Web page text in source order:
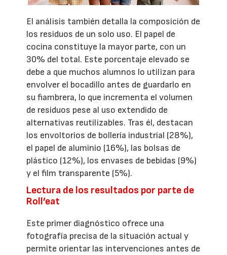
El análisis también detalla la composición de
los residuos de un solo uso. El papel de
cocina constituye la mayor parte, con un
30% del total. Este porcentaje elevado se
debe a que muchos alumnos lo utilizan para
envolver el bocadillo antes de guardarlo en
su fiambrera, lo que incrementa el volumen
de residuos pese al uso extendido de
alternativas reutilizables. Tras él, destacan
los envoltorios de bollería industrial (28%),
el papel de aluminio (16%), las bolsas de
plástico (12%), los envases de bebidas (9%)
y el film transparente (5%).
Lectura de los resultados por parte de
Roll’eat
Este primer diagnóstico ofrece una
fotografía precisa de la situación actual y
permite orientar las intervenciones antes de